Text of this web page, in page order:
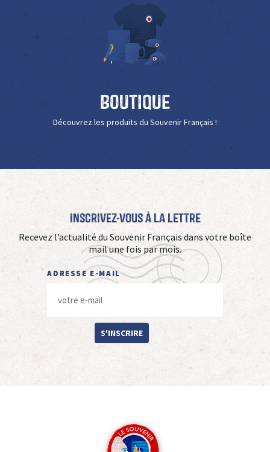
Boutique
Découvrez les produits du Souvenir Français !
Inscrivez-vous à La Lettre
Recevez l’actualité du Souvenir Français dans votre boîte
mail une fois par mois.
ADRESSE E-MAIL
S'INSCRIRE